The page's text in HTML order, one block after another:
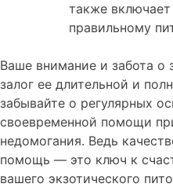
также
правильному
Ваше внимание и забота
залог ее длительной и
забывайте о регулярных
своевременной помощи
недомогания. Ведь
помощь — это ключ к
вашего экзотического